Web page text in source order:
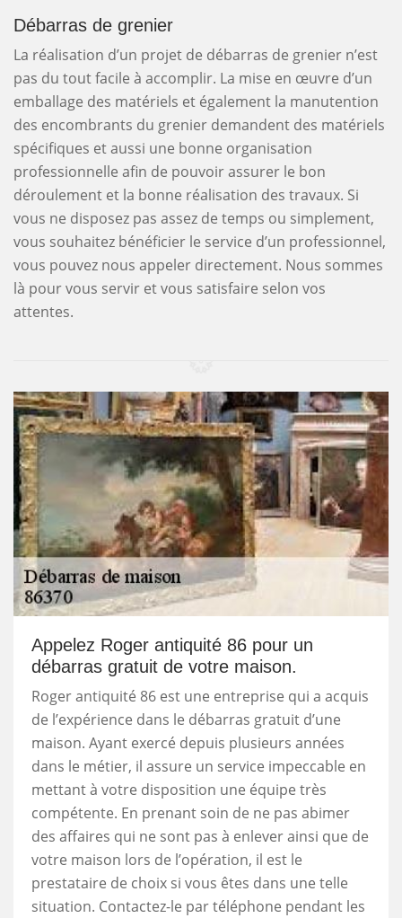
Débarras de grenier
La réalisation d’un projet de débarras de grenier n’est
pas du tout facile à accomplir. La mise en œuvre d’un
emballage des matériels et également la manutention
des encombrants du grenier demandent des matériels
spécifiques et aussi une bonne organisation
professionnelle afin de pouvoir assurer le bon
déroulement et la bonne réalisation des travaux. Si
vous ne disposez pas assez de temps ou simplement,
vous souhaitez bénéficier le service d’un professionnel,
vous pouvez nous appeler directement. Nous sommes
là pour vous servir et vous satisfaire selon vos
attentes.
Appelez Roger antiquité 86 pour un
débarras gratuit de votre maison.
Roger antiquité 86 est une entreprise qui a acquis
de l’expérience dans le débarras gratuit d’une
maison. Ayant exercé depuis plusieurs années
dans le métier, il assure un service impeccable en
mettant à votre disposition une équipe très
compétente. En prenant soin de ne pas abimer
des affaires qui ne sont pas à enlever ainsi que de
votre maison lors de l’opération, il est le
prestataire de choix si vous êtes dans une telle
situation. Contactez-le par téléphone pendant les